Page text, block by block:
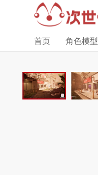
首页 角色模型